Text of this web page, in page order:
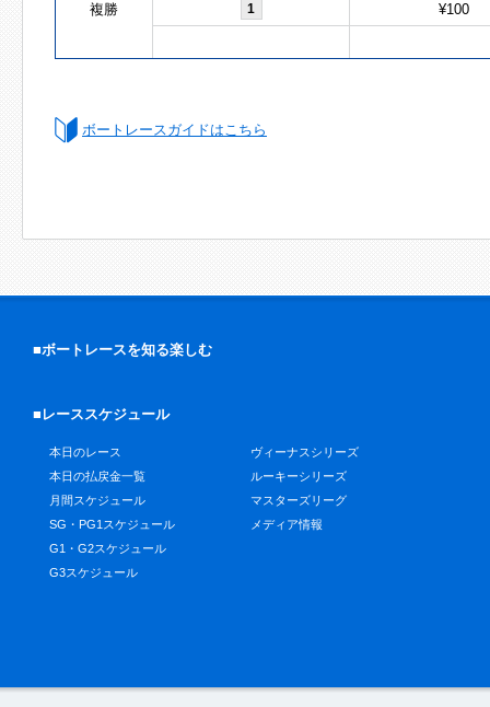
複勝 1 ¥100
ボートレースガイドはこちら
■ボートレースを知る楽しむ
■レーススケジュール
本日のレース
本日の払戻金一覧
月間スケジュール
SG・PG1スケジュール
G1・G2スケジュール
G3スケジュール
ヴィーナスシリーズ
ルーキーシリーズ
マスターズリーグ
メディア情報